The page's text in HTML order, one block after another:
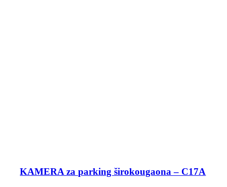
KAMERA za parking širokougaona – C17A